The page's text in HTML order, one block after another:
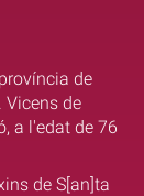
de
Vicens de
a l'edat de 76
de S[an]ta